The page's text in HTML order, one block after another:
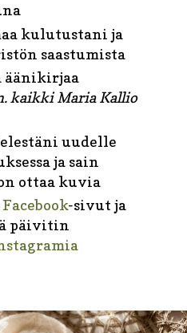
kulutustani ja
saastumista
äänikirjaa
kaikki Maria Kallio
uudelle
ja sain
ottaa kuvia
Facebook-sivut ja
päivitin